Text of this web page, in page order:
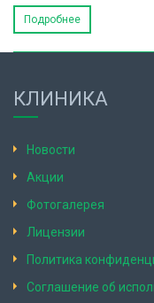
Подробнее
КЛИНИКА
Новости
Акции
Фотогалерея
Лицензии
Политика
Соглашение об